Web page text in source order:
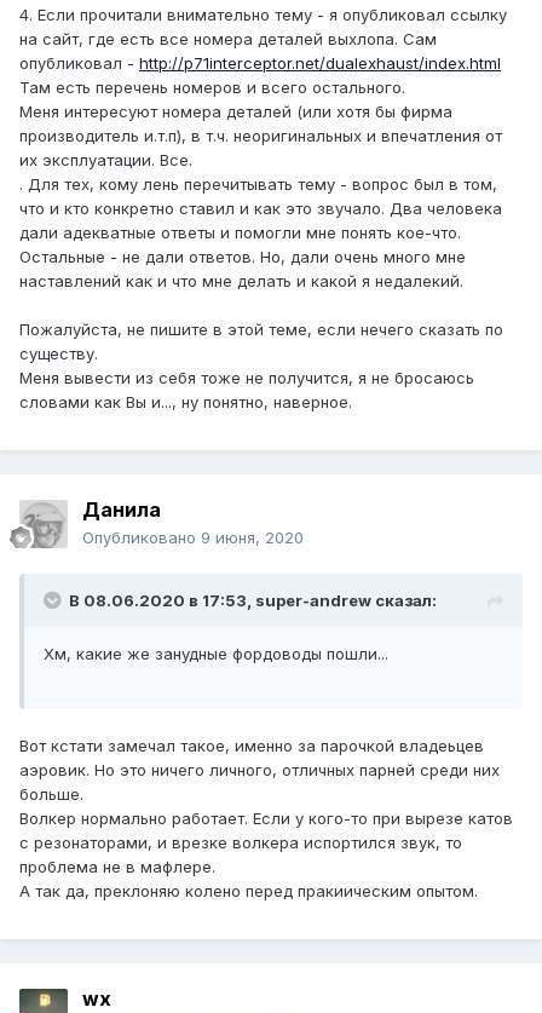
4. Если прочитали внимательно тему - я опубликовал ссылку
на сайт, где есть все номера деталей выхлопа. Сам
опубликовал - http://p71interceptor.net/dualexhaust/index.html
Там есть перечень номеров и всего остального.
Меня интересуют номера деталей (или хотя бы фирма
производитель и.т.п), в т.ч. неоригинальных и впечатления от
их эксплуатации. Все.
. Для тех, кому лень перечитывать тему - вопрос был в том,
что и кто конкретно ставил и как это звучало. Два человека
дали адекватные ответы и помогли мне понять кое-что.
Остальные - не дали ответов. Но, дали очень много мне
наставлений как и что мне делать и какой я недалекий.
Пожалуйста, не пишите в этой теме, если нечего сказать по
существу.
Меня вывести из себя тоже не получится, я не бросаюсь
словами как Вы и..., ну понятно, наверное.
Данила
Опубликовано 9 июня, 2020
В 08.06.2020 в 17:53, super-andrew сказал:
Хм, какие же занудные фордоводы пошли...
Вот кстати замечал такое, именно за парочкой владеьцев
аэровик. Но это ничего личного, отличных парней среди них
больше.
Волкер нормально работает. Если у кого-то при вырезе катов
с резонаторами, и врезке волкера испортился звук, то
проблема не в мафлере.
А так да, преклоняю колено перед пракиическим опытом.
wx